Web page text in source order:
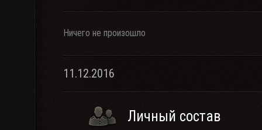
Ничего не произошло
11.12.2016
Личный состав